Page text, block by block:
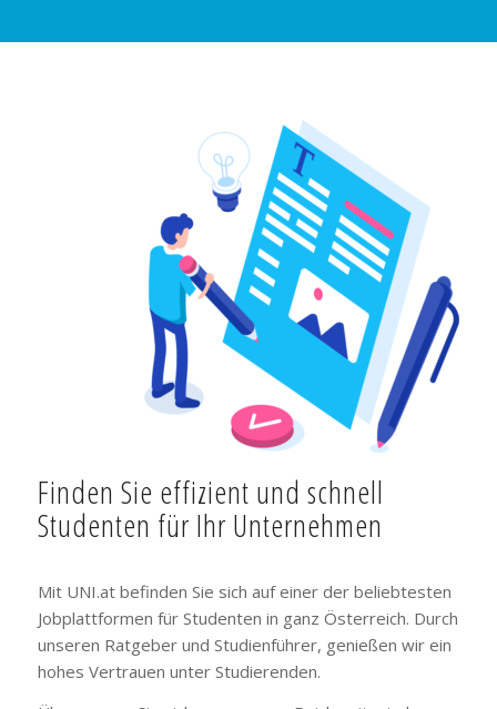
Finden Sie effizient und schnell
Studenten für Ihr Unternehmen
Mit UNI.at befinden Sie sich auf einer der beliebtesten
Jobplattformen für Studenten in ganz Österreich. Durch
unseren Ratgeber und Studienführer, genießen wir ein
hohes Vertrauen unter Studierenden.